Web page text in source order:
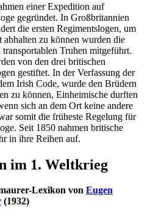
einer Expedition auf
gegründet. In Großbritannien
die ersten Regimentslogen, um
abhalten zu können wurden die
Truhen mitgeführt.
von den drei britischen
gestiftet. In der Verfassung der
Irish Code, wurde den Brüdern
zu können, Einheimische durften
sich an dem Ort keine andere
somit die früheste Regelung für
Seit 1850 nahmen britische
in ihre Reihen auf.
im 1. Weltkrieg
Lexikon von Eugen
(1932)